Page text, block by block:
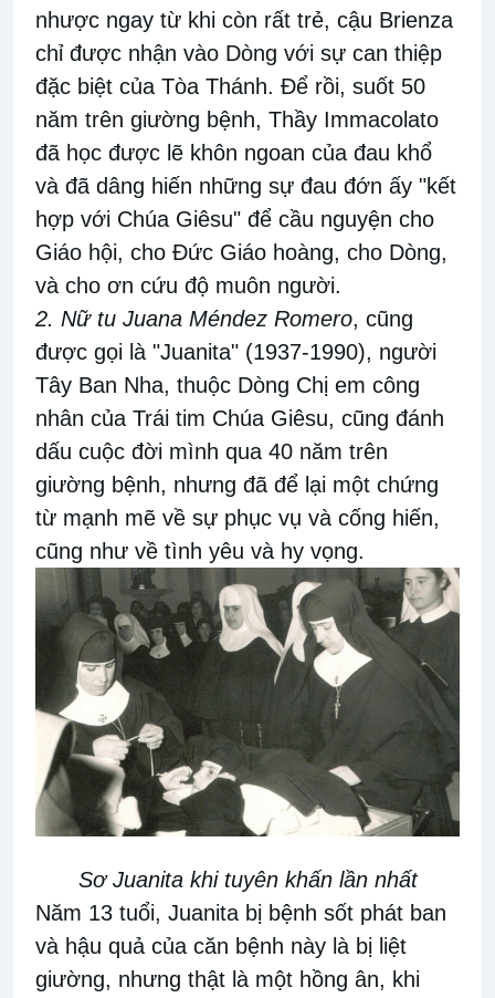
nhược ngay từ khi còn rất trẻ, cậu Brienza
chỉ được nhận vào Dòng với sự can thiệp
đặc biệt của Tòa Thánh. Để rồi, suốt 50
năm trên giường bệnh, Thầy Immacolato
đã học được lẽ khôn ngoan của đau khổ
và đã dâng hiến những sự đau đớn ấy "kết
hợp với Chúa Giêsu" để cầu nguyện cho
Giáo hội, cho Đức Giáo hoàng, cho Dòng,
và cho ơn cứu độ muôn người.
2. Nữ tu Juana Méndez Romero, cũng
được gọi là "Juanita" (1937-1990), người
Tây Ban Nha, thuộc Dòng Chị em công
nhân của Trái tim Chúa Giêsu, cũng đánh
dấu cuộc đời mình qua 40 năm trên
giường bệnh, nhưng đã để lại một chứng
từ mạnh mẽ về sự phục vụ và cống hiến,
cũng như về tình yêu và hy vọng.
Sơ Juanita khi tuyên khấn lần nhất
Năm 13 tuổi, Juanita bị bệnh sốt phát ban
và hậu quả của căn bệnh này là bị liệt
giường, nhưng thật là một hồng ân, khi